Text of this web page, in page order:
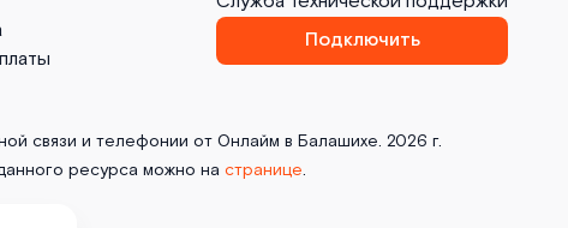
Подключить
связи и телефонии от Онлайм в Балашихе. 2026 г.
ресурса можно на странице.